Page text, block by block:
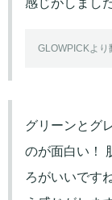
GLOWPICKより
グリーンとグ
のが面白い！
ろがいいです